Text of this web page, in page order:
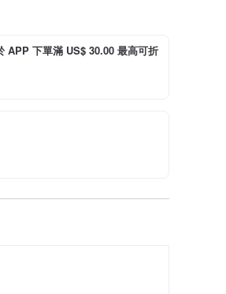
APP 下單滿 US$ 30.00 最高可折